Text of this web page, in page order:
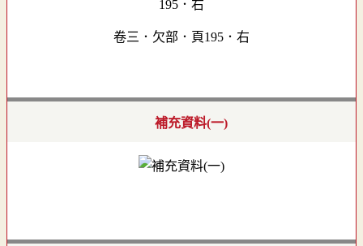
卷三．欠部．頁195．右
補充資料(一)